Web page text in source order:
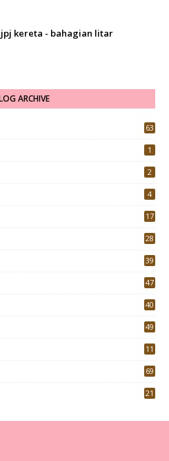
kereta - bahagian litar
ARCHIVE
63
1
2
4
17
28
39
47
40
49
11
69
21